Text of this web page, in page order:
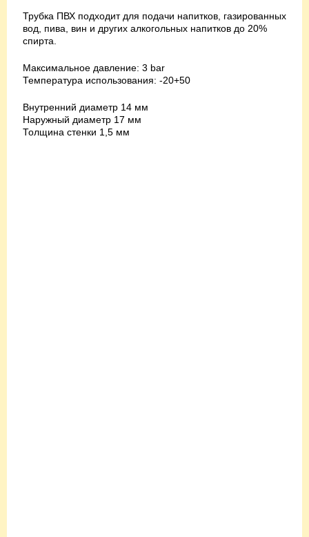
Трубка ПВХ подходит для подачи напитков, газированных
вод, пива, вин и других алкогольных напитков до 20%
спирта.
Максимальное давление: 3 bar
Температура использования: -20+50
Внутренний диаметр 14 мм
Наружный диаметр 17 мм
Толщина стенки 1,5 мм